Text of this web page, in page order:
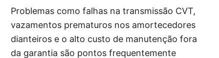
Problemas como falhas na transmissão CVT,
vazamentos prematuros nos amortecedores
dianteiros e o alto custo de manutenção fora
da garantia são pontos frequentemente